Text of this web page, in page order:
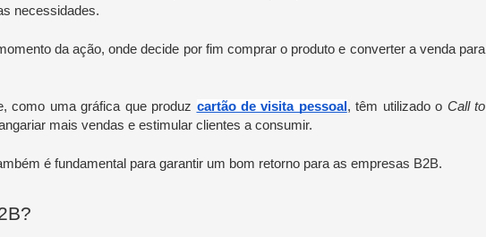
necessidades.
da ação, onde decide por fim comprar o produto e converter a venda para
como uma gráfica que produz cartão de visita pessoal , têm utilizado o Call to
mais vendas e estimular clientes a consumir.
é fundamental para garantir um bom retorno para as empresas B2B.